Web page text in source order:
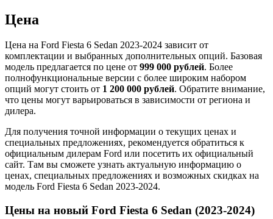
Цена
Цена на Ford Fiesta 6 Sedan 2023-2024 зависит от
комплектации и выбранных дополнительных опций. Базовая
модель предлагается по цене от 999 000 рублей. Более
полнофункциональные версии с более широким набором
опций могут стоить от 1 200 000 рублей. Обратите внимание,
что цены могут варьироваться в зависимости от региона и
дилера.
Для получения точной информации о текущих ценах и
специальных предложениях, рекомендуется обратиться к
официальным дилерам Ford или посетить их официальный
сайт. Там вы сможете узнать актуальную информацию о
ценах, специальных предложениях и возможных скидках на
модель Ford Fiesta 6 Sedan 2023-2024.
Цены на новый Ford Fiesta 6 Sedan (2023-2024)